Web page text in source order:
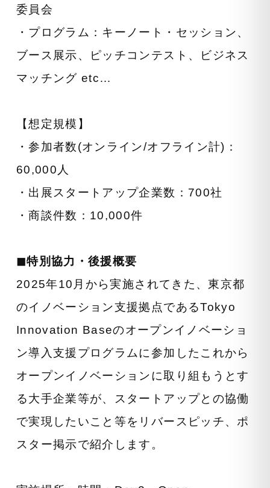
委員会
・プログラム：キーノート・セッション、
ブース展示、ピッチコンテスト、ビジネス
マッチング etc…
【想定規模】
・参加者数(オンライン/オフライン計)：
60,000人
・出展スタートアップ企業数：700社
・商談件数：10,000件
◼︎特別協力・後援概要
2025年10月から実施されてきた、東京都
のイノベーション支援拠点であるTokyo
Innovation Baseのオープンイノベーショ
ン導入支援プログラムに参加したこれから
オープンイノベーションに取り組もうとす
る大手企業等が、スタートアップとの協働
で実現したいこと等をリバースピッチ、ポ
スター掲示で紹介します。